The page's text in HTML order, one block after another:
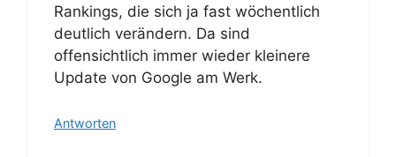
Rankings, die sich ja fast wöchentlich
deutlich verändern. Da sind
offensichtlich immer wieder kleinere
Update von Google am Werk.
Antworten